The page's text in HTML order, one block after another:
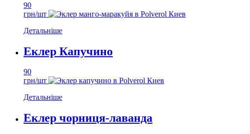
90
грн/шт
Детальніше
Еклер Капучино
90
грн/шт
Детальніше
Еклер чорниця-лаванда